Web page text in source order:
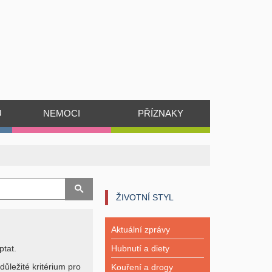
NEMOCI PŘÍZNAKY
kritérium pro
ŽIVOTNÍ STYL
Aktuální zprávy
Hubnutí a diety
Kouření a drogy